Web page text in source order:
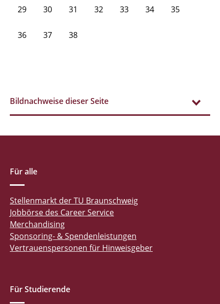
29 30 31 32 33 34 35
36 37 38
Bildnachweise dieser Seite
Für alle
Stellenmarkt der TU Braunschweig
Jobbörse des Career Service
Merchandising
Sponsoring- & Spendenleistungen
Vertrauenspersonen für Hinweisgeber
Für Studierende